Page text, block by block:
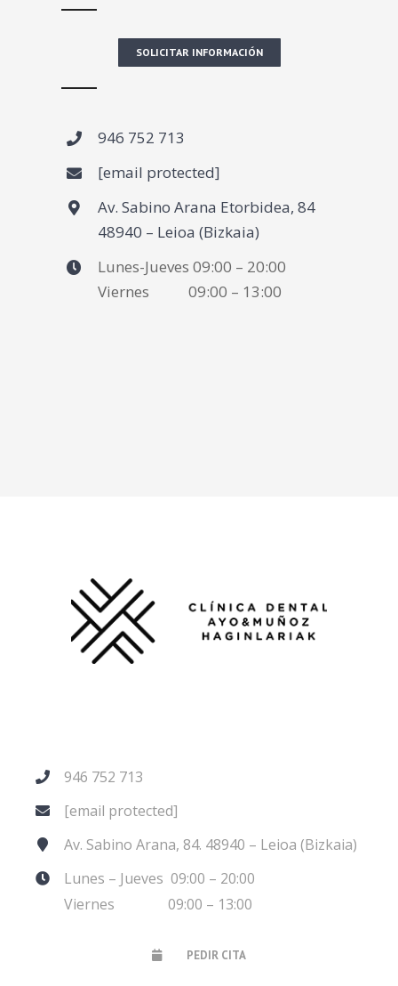
SOLICITAR INFORMACIÓN
946 752 713
[email protected]
Av. Sabino Arana Etorbidea, 84
48940 – Leioa (Bizkaia)
Lunes-Jueves 09:00 – 20:00
Viernes 09:00 – 13:00
946 752 713
[email protected]
Av. Sabino Arana, 84. 48940 – Leioa (Bizkaia)
Lunes – Jueves 09:00 – 20:00
Viernes 09:00 – 13:00
PEDIR CITA